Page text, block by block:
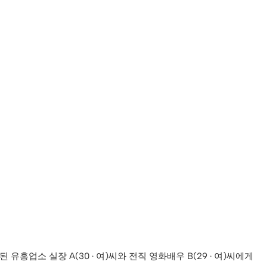
유흥업소 실장 A(30 · 여)씨와 전직 영화배우 B(29 · 여)씨에게